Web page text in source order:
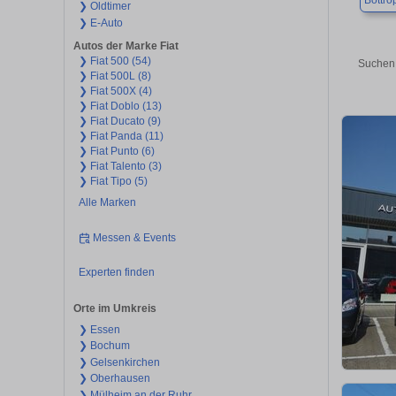
❯ Oldtimer
❯ E-Auto
Autos der Marke Fiat
❯ Fiat 500 (54)
❯ Fiat 500L (8)
❯ Fiat 500X (4)
❯ Fiat Doblo (13)
❯ Fiat Ducato (9)
❯ Fiat Panda (11)
❯ Fiat Punto (6)
❯ Fiat Talento (3)
❯ Fiat Tipo (5)
Alle Marken
Messen & Events
Experten finden
Orte im Umkreis
❯ Essen
❯ Bochum
❯ Gelsenkirchen
❯ Oberhausen